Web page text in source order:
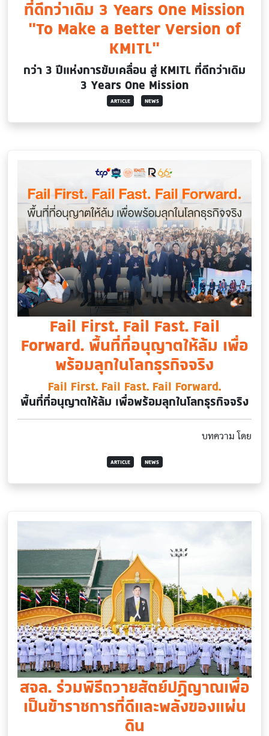
ที่ดีกว่าเดิม 3 Years One Mission
“To Make a Better Version of
KMITL”
กว่า 3 ปีแห่งการขับเคลื่อน สู่ KMITL ที่ดีกว่าเดิม
3 Years One Mission
ARTICLE NEWS
Fail First. Fail Fast. Fail
Forward. พื้นที่ที่อนุญาตให้ล้ม เพื่อ
พร้อมลุกในโลกธุรกิจจริง
Fail First. Fail Fast. Fail Forward.
พื้นที่ที่อนุญาตให้ล้ม เพื่อพร้อมลุกในโลกธุรกิจจริง
บทความ โดย
ARTICLE NEWS
สจล. ร่วมพิธีถวายสัตย์ปฏิญาณเพื่อ
เป็นข้าราชการที่ดีและพลังของแผ่น
ดิน